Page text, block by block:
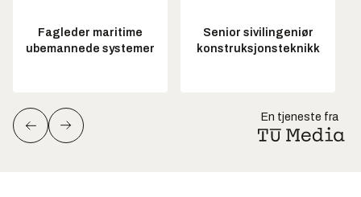
Fagleder maritime
ubemannede systemer
Senior sivilingeniør
konstruksjonsteknikk
En tjeneste fra